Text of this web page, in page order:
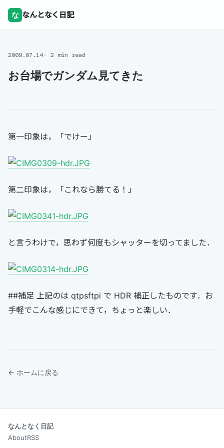
な なんとなく日記
2009.07.14 2 min read
お台場でガンダム見てきた
第一印象は，「でけー」
第二印象は，「これなら勝てる！」
と言うわけで，思わず何度もシャッターを切ってました．
##補足 上記のは qtpsftpi で HDR 補正したものです．お
手軽でこんな感じにできて，ちょっと楽しい．
← ホームに戻る
なんとなく日記
AboutRSS